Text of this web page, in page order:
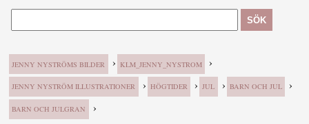
SÖK
JENNY NYSTRÖMS BILDER › KLM_JENNY_NYSTROM ›
JENNY NYSTRÖM ILLUSTRATIONER › HÖGTIDER › JUL › BARN OCH JUL ›
BARN OCH JULGRAN ›